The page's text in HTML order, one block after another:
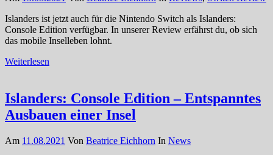
Islanders ist jetzt auch für die Nintendo Switch als Islanders:
Console Edition verfügbar. In unserer Review erfährst du, ob sich
das mobile Inselleben lohnt.
Weiterlesen
Islanders: Console Edition – Entspanntes
Ausbauen einer Insel
Am 11.08.2021 Von Beatrice Eichhorn In News